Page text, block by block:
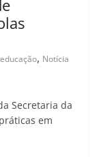
educação, Notícia
Secretaria da
em